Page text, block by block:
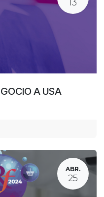
13
A USA
ABR.
25